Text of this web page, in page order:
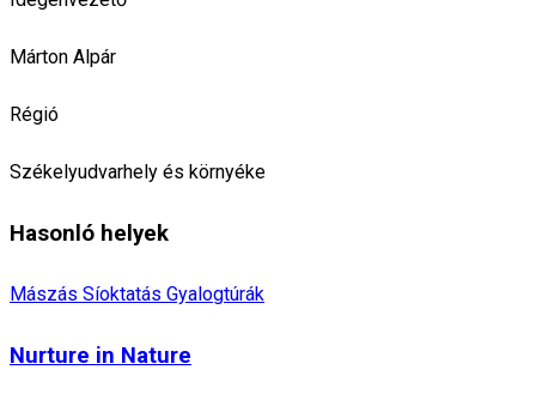
Márton Alpár
Régió
Székelyudvarhely és környéke
Hasonló helyek
Mászás Síoktatás Gyalogtúrák
Nurture in Nature